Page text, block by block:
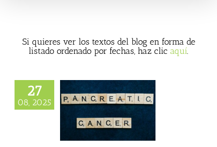
Si quieres ver los textos del blog en forma de
listado ordenado por fechas, haz clic aquí.
27
08, 2025
alcohol y no
¿jamás
cáncer de